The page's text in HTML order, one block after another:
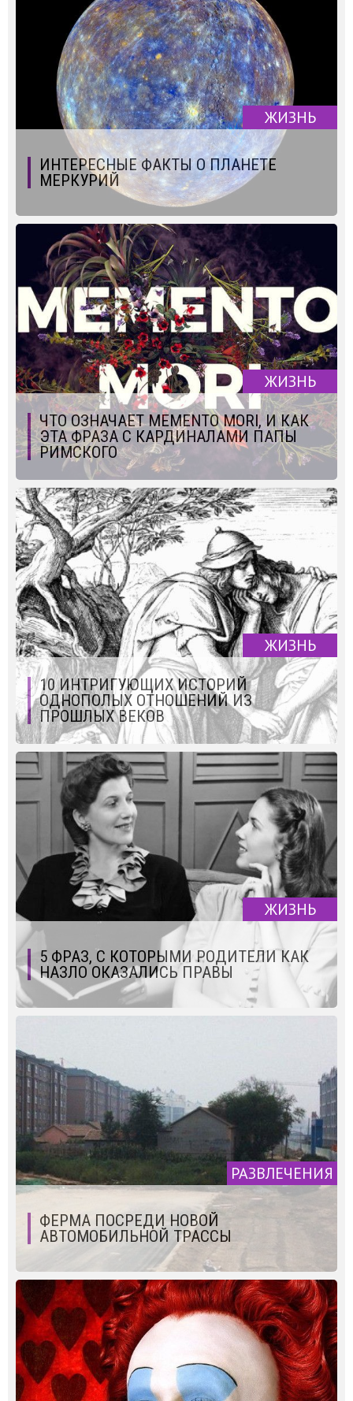
ЖИЗНЬ
ИНТЕРЕСНЫЕ ФАКТЫ О ПЛАНЕТЕ
МЕРКУРИЙ
ЖИЗНЬ
ЧТО ОЗНАЧАЕТ MEMENTO MORI, И КАК
ЭТА ФРАЗА С КАРДИНАЛАМИ ПАПЫ
РИМСКОГО
ЖИЗНЬ
10 ИНТРИГУЮЩИХ ИСТОРИЙ
ОДНОПОЛЫХ ОТНОШЕНИЙ ИЗ
ПРОШЛЫХ ВЕКОВ
ЖИЗНЬ
5 ФРАЗ, С КОТОРЫМИ РОДИТЕЛИ КАК
НАЗЛО ОКАЗАЛИСЬ ПРАВЫ
РАЗВЛЕЧЕНИЯ
ФЕРМА ПОСРЕДИ НОВОЙ
АВТОМОБИЛЬНОЙ ТРАССЫ